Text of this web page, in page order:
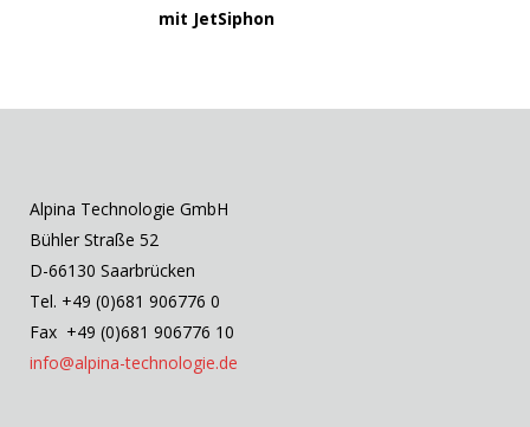
mit JetSiphon
Alpina Technologie GmbH
Bühler Straße 52
D-66130 Saarbrücken
Tel. +49 (0)681 906776 0
Fax +49 (0)681 906776 10
info@alpina-technologie.de